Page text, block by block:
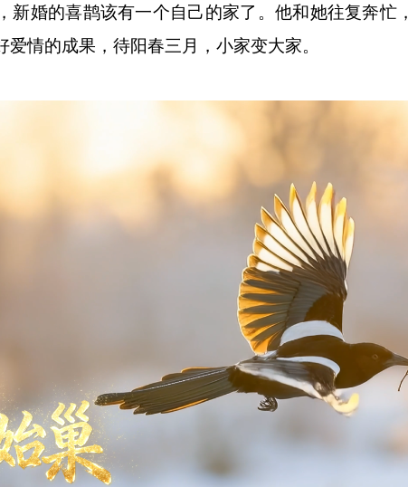
婚的喜鹊该有一个自己的家了。他和她往复奔忙
情的成果，待阳春三月，小家变大家。